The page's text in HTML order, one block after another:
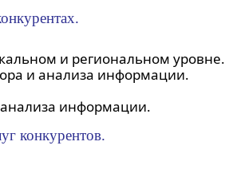
и региональном уровне.
и анализа информации.
информации.
конкурентов.